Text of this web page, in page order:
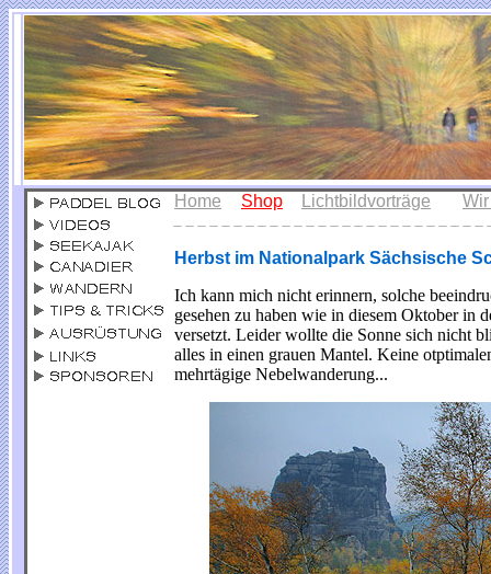
Home Shop Lichtbildvorträge
Herbst im Nationalpark Sächsische
Ich kann mich nicht erinnern, solche
gesehen zu haben wie in diesem Oktober in
versetzt. Leider wollte die Sonne sich nicht
alles in einen grauen Mantel. Keine
mehrtägige Nebelwanderung...